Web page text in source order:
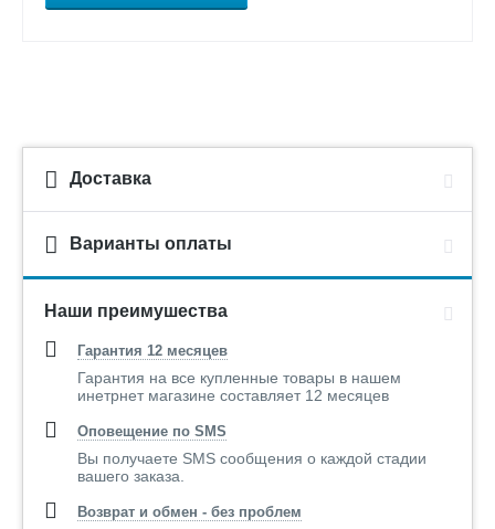
Доставка
Варианты оплаты
Наши преимушества
Гарантия 12 месяцев
Гарантия на все купленные товары в нашем
инетрнет магазине составляет 12 месяцев
Оповещение по SMS
Вы получаете SMS сообщения о каждой стадии
вашего заказа.
Возврат и обмен - без проблем